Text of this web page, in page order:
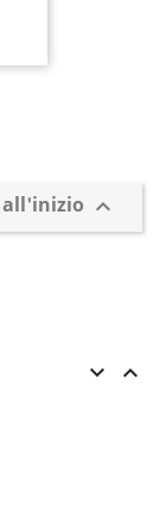
all'inizio 
 